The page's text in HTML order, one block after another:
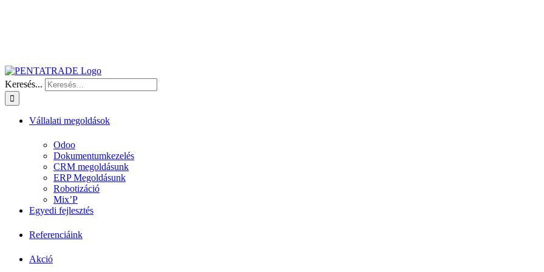
Keresés...
Vállalati megoldások
Odoo
Dokumentumkezelés
CRM megoldásunk
ERP Megoldásunk
Robotizáció
Mix’P
Egyedi fejlesztés
Referenciáink
Akció